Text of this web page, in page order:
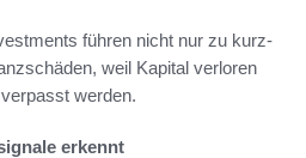
führen nicht nur zu kurz-
weil Kapital verloren
werden.
erkennt